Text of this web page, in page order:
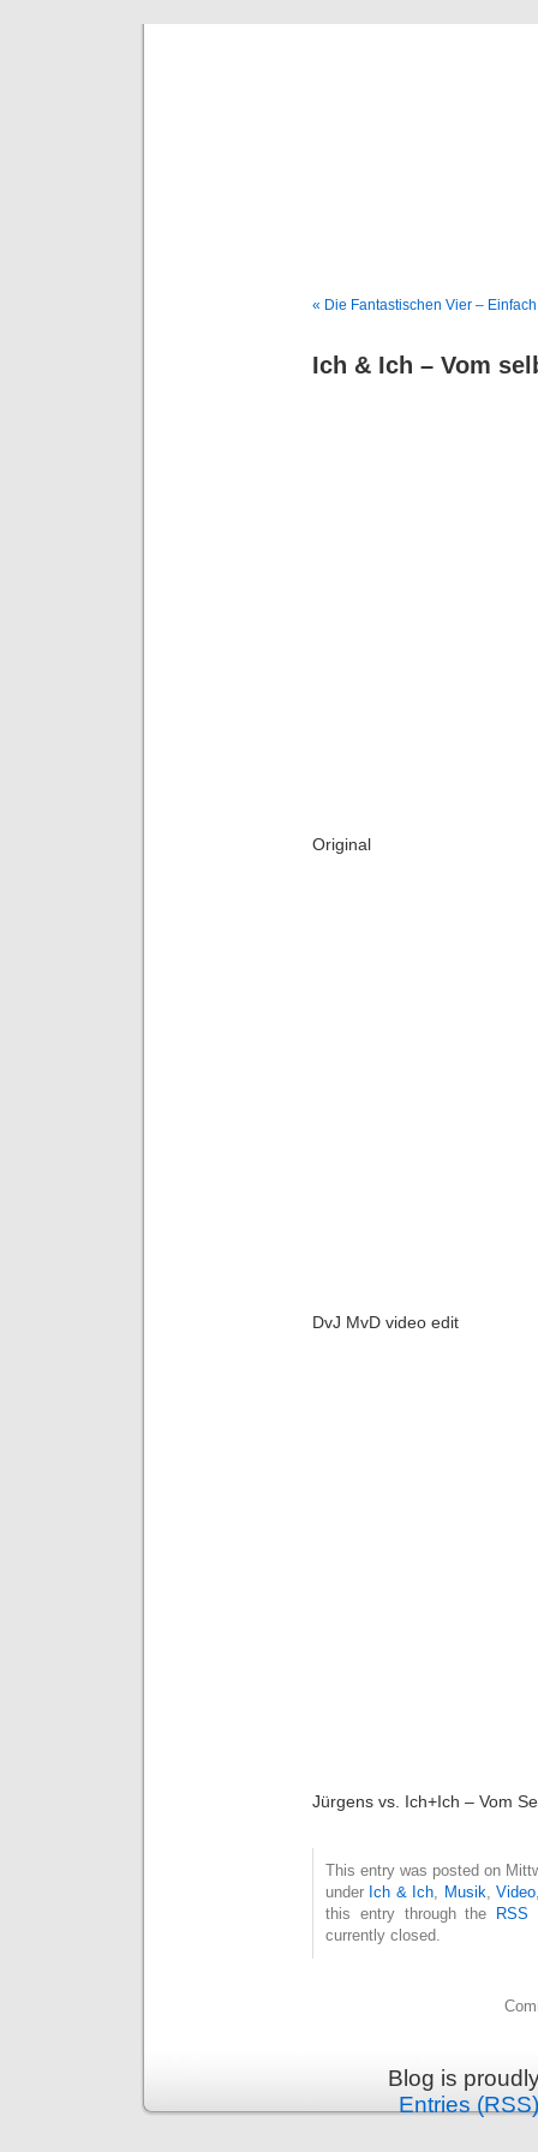
« Die Fantastischen Vier – Einfach
Ich & Ich – Vom
Original
DvJ MvD video edit
Jürgens vs. Ich+Ich – Vom
This entry was posted on
under Ich & Ich Musik ,Video
this entry through the RSS
currently closed.
Blog is
Entries (RSS)